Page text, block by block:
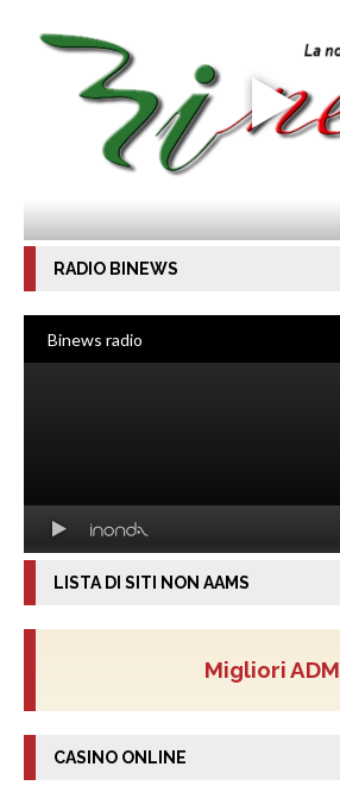
RADIO BINEWS
LISTA DI SITI NON AAMS
Migliori ADM
CASINO ONLINE